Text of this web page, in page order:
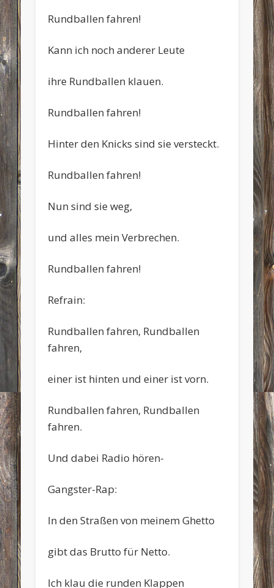
Rundballen fahren!
Kann ich noch anderer Leute
ihre Rundballen klauen.
Rundballen fahren!
Hinter den Knicks sind sie versteckt.
Rundballen fahren!
Nun sind sie weg,
und alles mein Verbrechen.
Rundballen fahren!
Refrain:
Rundballen fahren, Rundballen
fahren,
einer ist hinten und einer ist vorn.
Rundballen fahren, Rundballen
fahren.
Und dabei Radio hören-
Gangster-Rap:
In den Straßen von meinem Ghetto
gibt das Brutto für Netto.
Ich klau die runden Klappen